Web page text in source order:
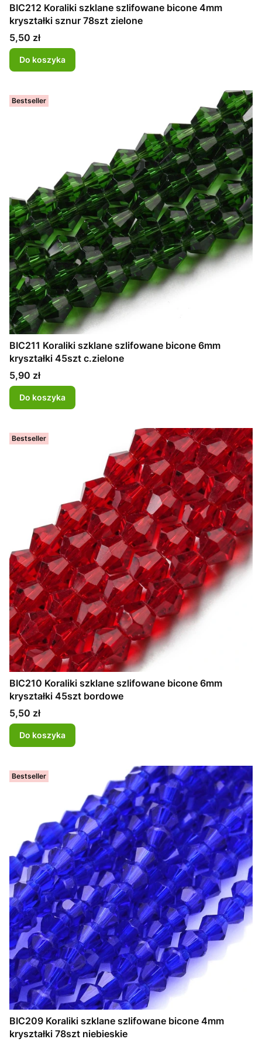
BIC212 Koraliki szklane szlifowane bicone 4mm
kryształki sznur 78szt zielone
Cena
5,50 zł
Do koszyka
Bestseller
BIC211 Koraliki szklane szlifowane bicone 6mm
kryształki 45szt c.zielone
Cena
5,90 zł
Do koszyka
Bestseller
BIC210 Koraliki szklane szlifowane bicone 6mm
kryształki 45szt bordowe
Cena
5,50 zł
Do koszyka
Bestseller
BIC209 Koraliki szklane szlifowane bicone 4mm
kryształki 78szt niebieskie